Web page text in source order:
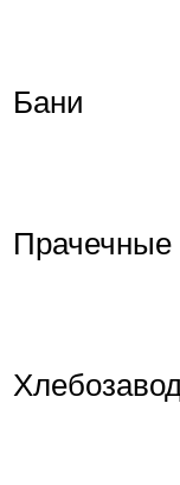
Бани
Прачечные